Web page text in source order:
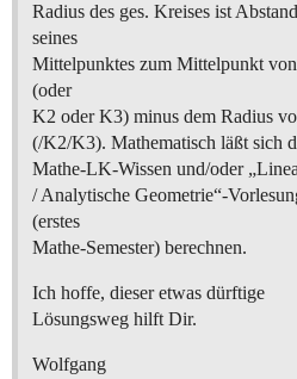
Radius des ges. Kreises ist Abstand
seines
Mittelpunktes zum Mittelpunkt
(oder
K2 oder K3) minus dem Radius
(/K2/K3). Mathematisch läßt sich
Mathe-LK-Wissen und/oder
/ Analytische Geometrie“-
(erstes
Mathe-Semester) berechnen.
Ich hoffe, dieser etwas dürftige
Lösungsweg hilft Dir.
Wolfgang